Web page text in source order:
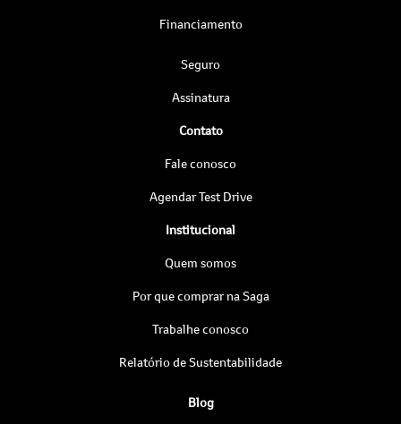
Financiamento
Seguro
Assinatura
Contato
Fale conosco
Agendar Test Drive
Institucional
Quem somos
Por que comprar na Saga
Trabalhe conosco
Relatório de Sustentabilidade
Blog